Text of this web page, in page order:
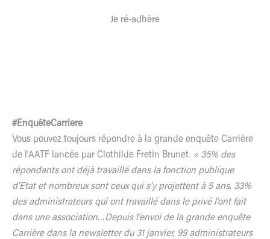
Je ré-adhère
#EnquêteCarriere
Vous pouvez toujours répondre à la grande enquête Carrière
de l’AATF lancée par Clothilde Fretin Brunet. « 35% des
répondants ont déjà travaillé dans la fonction publique
d’Etat et nombreux sont ceux qui s’y projettent à 5 ans. 33%
des administrateurs qui ont travaillé dans le privé l’ont fait
dans une association…Depuis l’envoi de la grande enquête
Carrière dans la newsletter du 31 janvier, 99 administrateurs